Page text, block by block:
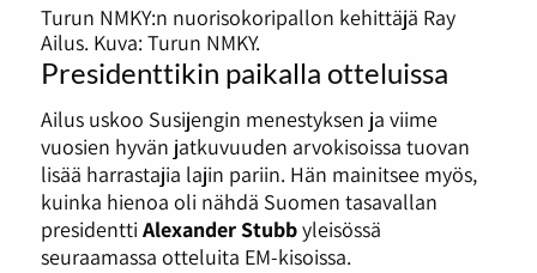
Turun NMKY:n nuorisokoripallon kehittäjä Ray
Ailus. Kuva: Turun NMKY.
Presidenttikin paikalla otteluissa
Ailus uskoo Susijengin menestyksen ja viime
vuosien hyvän jatkuvuuden arvokisoissa tuovan
lisää harrastajia lajin pariin. Hän mainitsee myös,
kuinka hienoa oli nähdä Suomen tasavallan
presidentti Alexander Stubbyleisössä
seuraamassa otteluita EM-kisoissa.